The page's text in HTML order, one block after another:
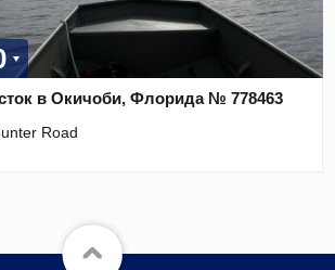
в Окичоби, Флорида № 778463
Road